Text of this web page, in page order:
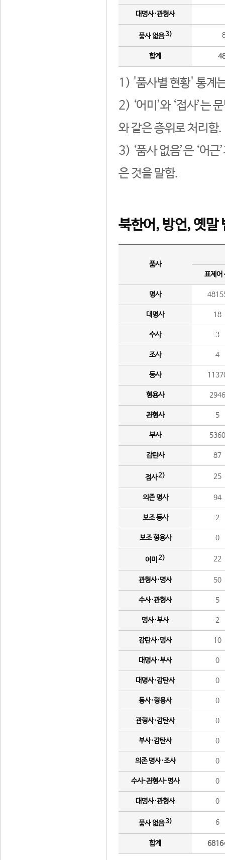
대명사·관형사
품사 없음3)
합계
1) '품사별 현황' 통계
2) ‘어미’와 ‘접사’는
와 같은 층위로 처리함.
3) ‘품사 없음’은 ‘어
은 것을 말함.
북한어, 방언, 옛말
품사
표제어
명사
대명사 18
수사 3
조사 4
동사
형용사 2946
관형사 5
부사 5360
감탄사 87
접사2) 25
의존 명사 94
보조 동사 2
보조 형용사 0
어미 2) 22
관형사·명사 50
수사·관형사 5
명사·부사 2
감탄사·명사 10
대명사·부사 0
대명사·감탄사 0
동사·형용사 0
관형사·감탄사 0
부사·감탄사 0
의존 명사·조사 0
수사·관형사·명사 0
대명사·관형사 0
품사 없음3) 6
합계